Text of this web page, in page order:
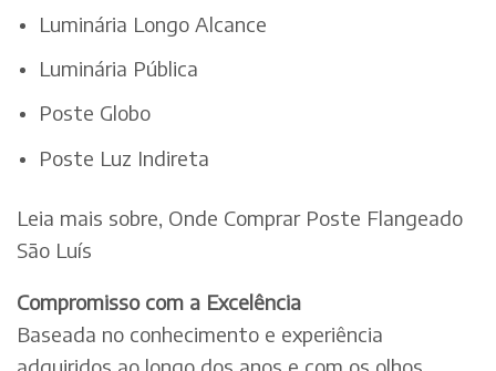
Luminária Longo Alcance
Luminária Pública
Poste Globo
Poste Luz Indireta
Leia mais sobre, Onde Comprar Poste Flangeado
São Luís
Compromisso com a Excelência
Baseada no conhecimento e experiência